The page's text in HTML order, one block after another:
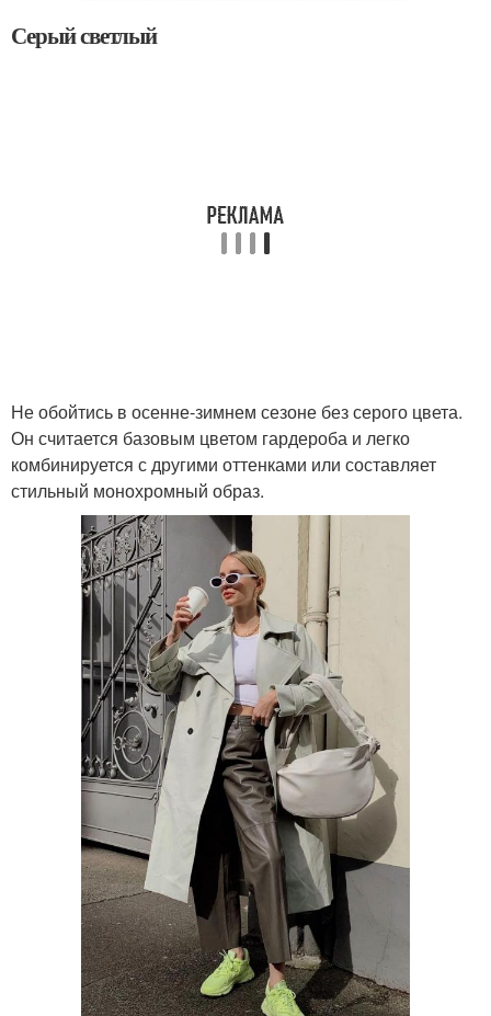
Серый светлый
Не обойтись в осенне-зимнем сезоне без серого цвета.
Он считается базовым цветом гардероба и легко
комбинируется с другими оттенками или составляет
стильный монохромный образ.